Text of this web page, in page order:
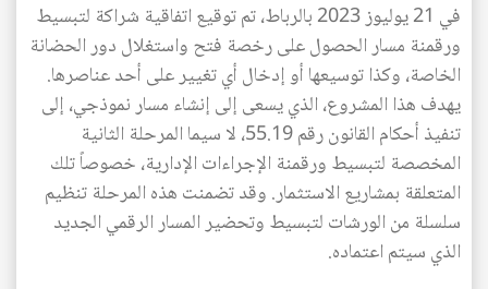
في 21 يوليوز 2023 بالرباط، تم توقيع اتفاقية شراكة لتبسيط
ورقمنة مسار الحصول على رخصة فتح واستغلال دور الحضانة
الخاصة، وكذا توسيعها أو إدخال أي تغيير على أحد عناصرها.
يهدف هذا المشروع، الذي يسعى إلى إنشاء مسار نموذجي، إلى
تنفيذ أحكام القانون رقم 55.19، لا سيما المرحلة الثانية
المخصصة لتبسيط ورقمنة الإجراءات الإدارية، خصوصاً تلك
المتعلقة بمشاريع الاستثمار. وقد تضمنت هذه المرحلة تنظيم
سلسلة من الورشات لتبسيط وتحضير المسار الرقمي الجديد
الذي سيتم اعتماده.